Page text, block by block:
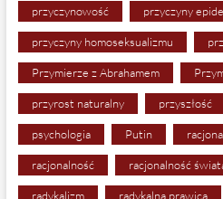
przyczynowość przyczyny
przyczyny homoseksualizmu
Przymierze z Abrahamem
przyrost naturalny przyszłość
psychologia Putin
racjonalność racjonalność
radykalizm radykalna prawica